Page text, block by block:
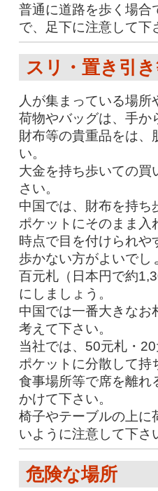
普通に道路を歩く場合
で、足下に注意して下
スリ・置き引
人が集まっている場
荷物やバッグは、手か
財布等の貴重品をは、
い。
大金を持ち歩いての買
さい。
中国では、財布を持ち
ポケットにそのまま入
時点で目を付けられ
歩かない方がよいでし
百元札（日本円で約
にしましょう。
中国では一番大きなお
考えて下さい。
当社では、50元札・
ポケットに分散して持
食事場所等で席を離れ
かけて下さい。
椅子やテーブルの上に
いように注意して下さ
危険な場所